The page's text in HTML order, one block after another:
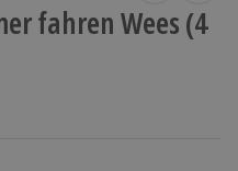
fahren Wees (4